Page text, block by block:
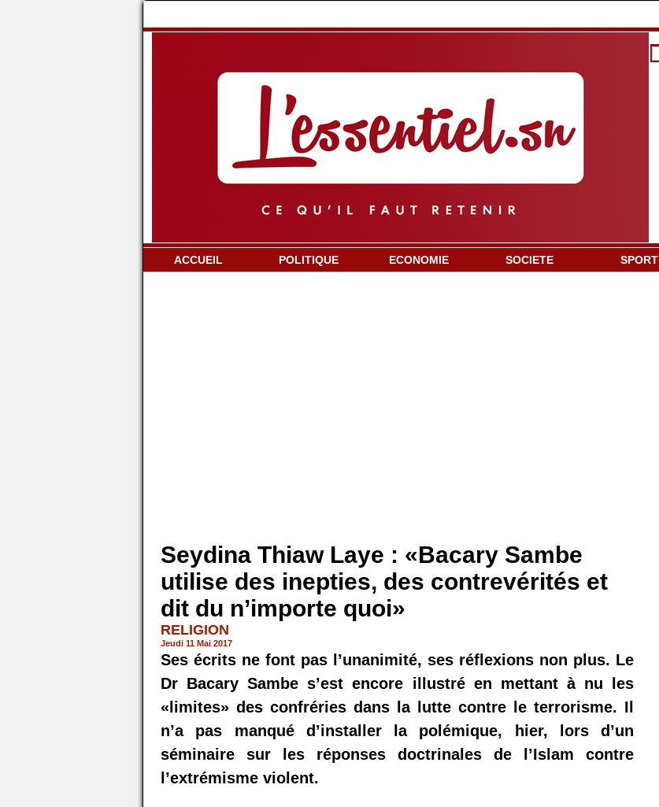
ACCUEIL POLITIQUE ECONOMIE SOCIETE SPORT
Seydina Thiaw Laye : «Bacary Sambe
utilise des inepties, des contrevérités et
dit du n’importe quoi»
RELIGION
Jeudi 11 Mai 2017
Ses écrits ne font pas l’unanimité, ses réflexions non plus. Le
Dr Bacary Sambe s’est encore illustré en mettant à nu les
«limites» des confréries dans la lutte contre le terrorisme. Il
n’a pas manqué d’installer la polémique, hier, lors d’un
séminaire sur les réponses doctrinales de l’Islam contre
l’extrémisme violent.